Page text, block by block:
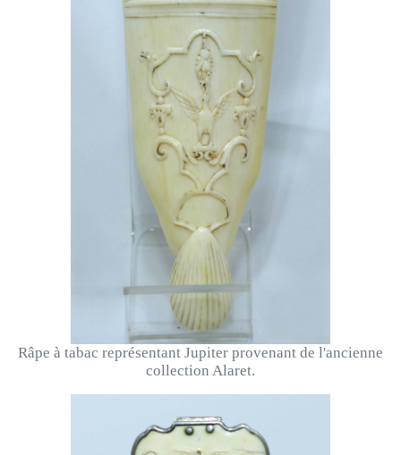
Râpe à tabac représentant Jupiter provenant de l'ancienne
collection Alaret.